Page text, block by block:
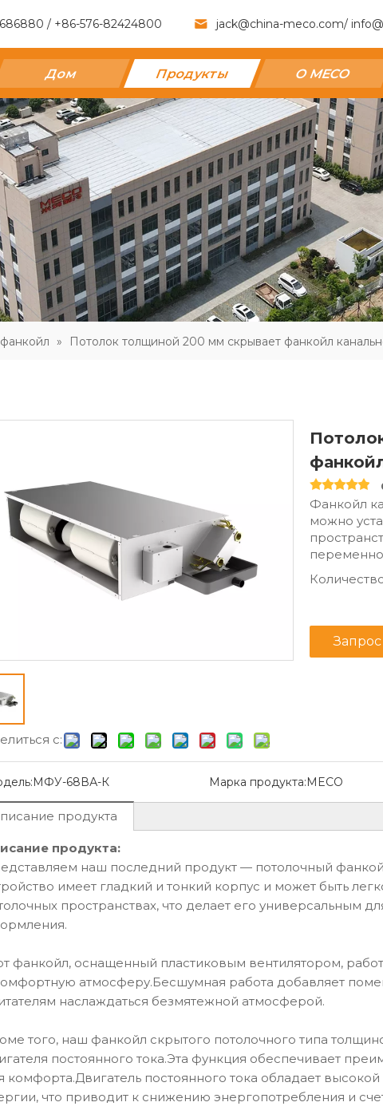
/ +86-576-82424800 jack@china-meco.com/
Дом Продукты О MECO
» Потолок толщиной 200 мм скрывает фанкойл
07-14
Высокостенный фанкойл и напольный фанкойл
высокие настенные и
фанкойлы, чтобы
конструкцию
отопления, вентиляции и
MFP-68BM-C для
и компактного
Каковы преимущества фанкойлов с автоматическим поворотом?
Откройте для себя фанкойл с
автоматическим поворотом MECO.
Устраните горячие и холодные
контроля с дистанционным
управлением.
фанкойл
60CM-B
фанкойл с
вертикальным
обдувом MFP-170TM-
BL
для
использования
40CM-B
с:
Фанкойл
можно
МФУ-68ВА-К Марка продукта:MECO
продукта
продукта:
наш последний продукт — потолочный
имеет гладкий и тонкий корпус и может быть
пространствах, что делает его универсальным
фанкойл, оснащенный пластиковым вентилятором,
атмосферу.Бесшумная работа добавляет
наслаждаться безмятежной атмосферой.
того, наш фанкойл скрытого потолочного типа
постоянного тока.Эта функция обеспечивает
комфорта.Двигатель постоянного тока обладает
что приводит к снижению энергопотребления и